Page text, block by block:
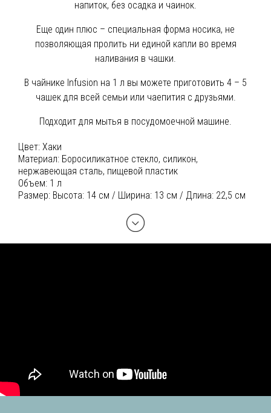
напиток, без осадка и чаинок.
Еще один плюс – специальная форма носика, не
позволяющая пролить ни единой капли во время
наливания в чашки.
В чайнике Infusion на 1 л вы можете приготовить 4 – 5
чашек для всей семьи или чаепития с друзьями.
Подходит для мытья в посудомоечной машине.
Цвет: Хаки
Материал: Боросиликатное стекло, силикон,
нержавеющая сталь, пищевой пластик
Объем: 1 л
Размер: Высота: 14 см / Ширина: 13 см / Длина: 22,5 см